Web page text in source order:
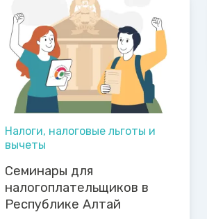
Налоги, налоговые льготы и
вычеты
Семинары для
налогоплательщиков в
Республике Алтай